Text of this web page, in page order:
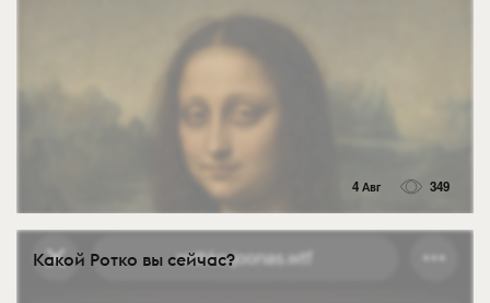
4 Авг 349
Какой Ротко вы сейчас?